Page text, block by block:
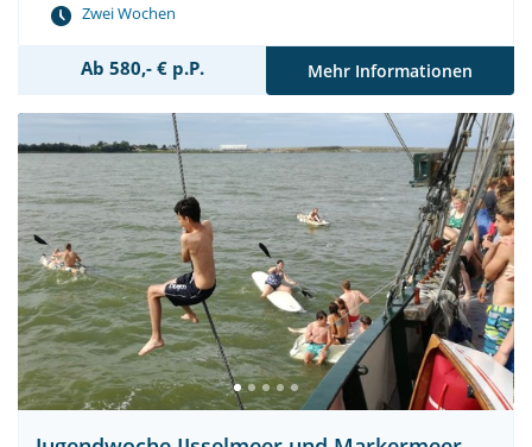
Zwei Wochen
Ab 580,- € p.P. Mehr Informationen